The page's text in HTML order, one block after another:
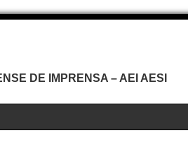
DE IMPRENSA – AEI AESI